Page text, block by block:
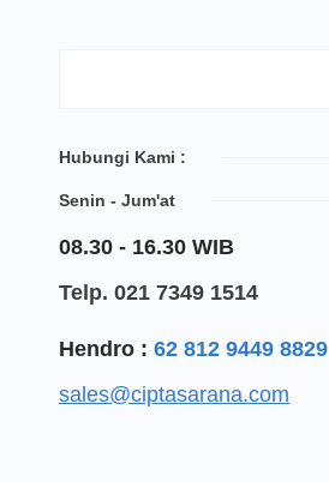
Hubungi Kami :
Senin - Jum'at
08.30 - 16.30 WIB
Telp. 021 7349 1514
Hendro : 62 812 9449 8829
sales@ciptasarana.com